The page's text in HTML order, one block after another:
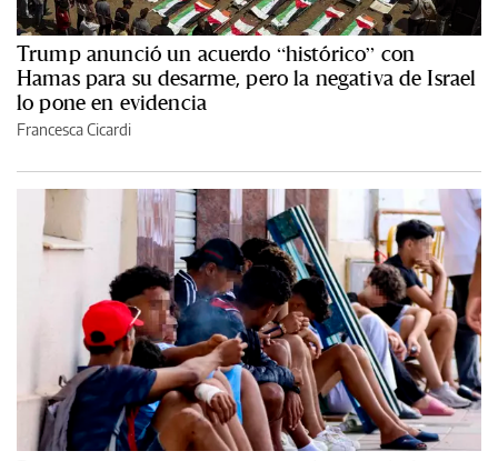
Trump anunció un acuerdo “histórico” con
Hamas para su desarme, pero la negativa de Israel
lo pone en evidencia
Francesca Cicardi